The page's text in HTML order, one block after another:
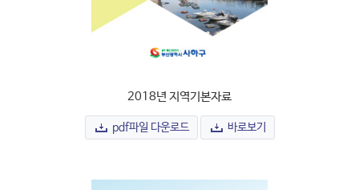
2018년 지역기본자료
pdf파일 다운로드 바로보기